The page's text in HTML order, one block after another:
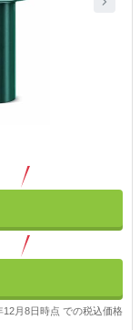
月8日時点 での税込価格